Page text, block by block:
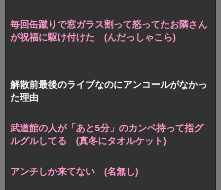
毎回缶蹴りで窓ガラス割って怒ってたお隣さん
が祝福に駆け付けた (んだっしゃこら)
解散前最後のライブなのにアンコールがなかっ
た理由
武道館の人が「あと5分」のカンペ持って指グ
ルグルしてる (真冬にタオルケット)
アンチしか来てない (名無し)